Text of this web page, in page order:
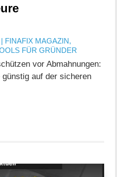
| FINAFIX MAGAZIN,
FÜR GRÜNDER
vor Abmahnungen:
auf der sicheren